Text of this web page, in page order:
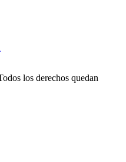
los derechos quedan